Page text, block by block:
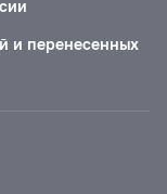
и перенесенных